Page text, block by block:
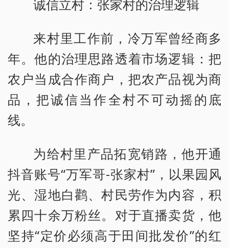
诚信立村：张家村的治理逻辑
来村里工作前，冷万军曾经商多
年。他的治理思路透着市场逻辑：把
农户当成合作商户，把农产品视为商
品，把诚信当作全村不可动摇的底
线。
为给村里产品拓宽销路，他开通
抖音账号“万军哥-张家村”，以果园风
光、湿地白鹳、村民劳作为内容，积
累四十余万粉丝。对于直播卖货，他
坚持“定价必须高于田间批发价”的红